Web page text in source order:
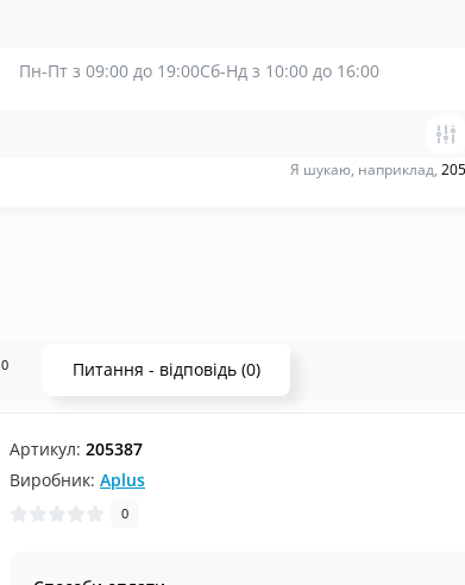
Пн-Пт з 09:00 до 19:00Сб-Нд з 10:00 до 16:00
Я шукаю, наприклад,
0 Питання - відповідь (0)
Артикул: 205387
Виробник: Aplus
0